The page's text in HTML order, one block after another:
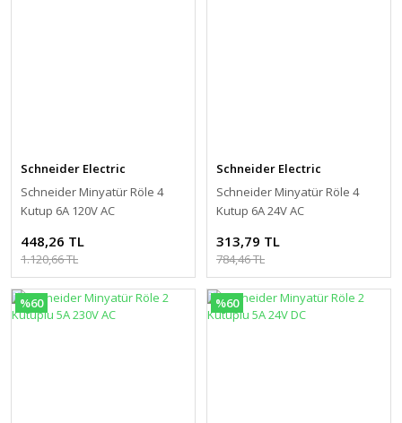
Schneider Electric
Schneider Minyatür Röle 4
Kutup 6A 120V AC
448,26 TL
1.120,66 TL
Schneider Electric
Schneider Minyatür Röle 4
Kutup 6A 24V AC
313,79 TL
784,46 TL
%60 %60